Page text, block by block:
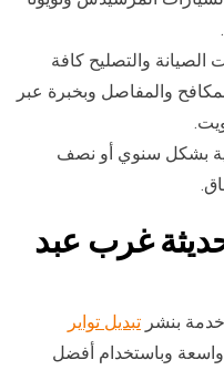
والتصليح كافة
والمفاصل وبخبرة عبر
بشكل سنوي أو نصف
غرب عبد
خدمة بنشر تبديل تواير
وباستخدام أفضل